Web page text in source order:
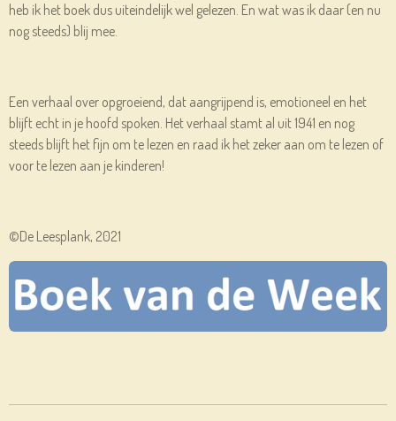
heb ik het boek dus uiteindelijk wel gelezen. En wat was ik daar (en nu
nog steeds) blij mee.
Een verhaal over opgroeiend, dat aangrijpend is, emotioneel en het
blijft echt in je hoofd spoken. Het verhaal stamt al uit 1941 en nog
steeds blijft het fijn om te lezen en raad ik het zeker aan om te lezen of
voor te lezen aan je kinderen!
©De Leesplank, 2021